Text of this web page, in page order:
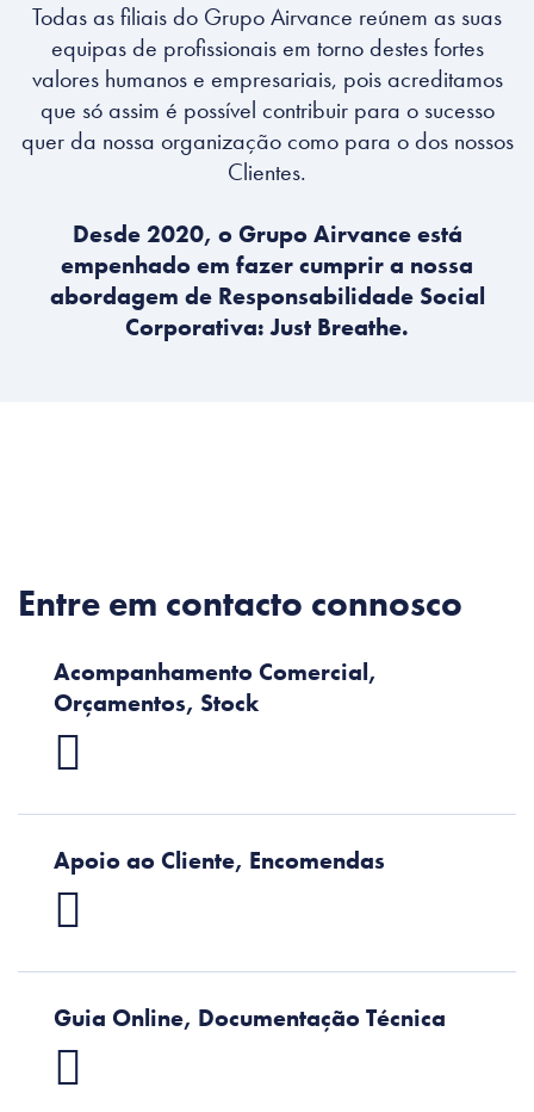
Todas as filiais do Grupo Airvance reúnem as suas
equipas de profissionais em torno destes fortes
valores humanos e empresariais, pois acreditamos
que só assim é possível contribuir para o sucesso
quer da nossa organização como para o dos nossos
Clientes.
Desde 2020, o Grupo Airvance está
empenhado em fazer cumprir a nossa
abordagem de Responsabilidade Social
Corporativa: Just Breathe.
Entre em contacto connosco
Acompanhamento Comercial,
Orçamentos, Stock
Apoio ao Cliente, Encomendas
Guia Online, Documentação Técnica